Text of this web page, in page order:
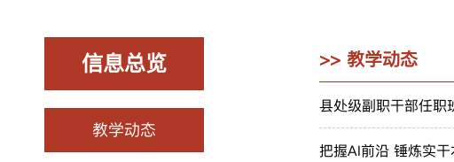
信息总览
教学动态
>> 教学动态
县处级副职干部任职
把握AI前沿 锤炼实